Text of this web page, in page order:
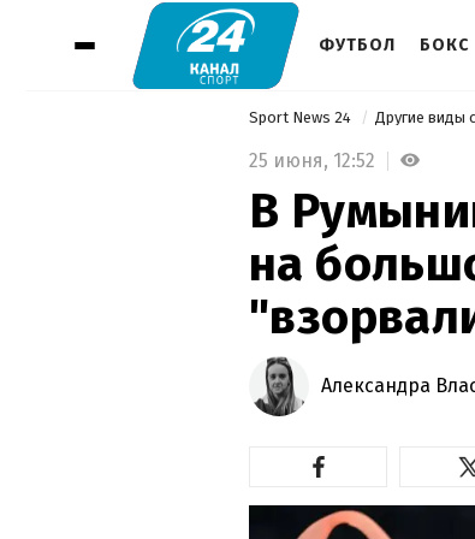
ФУТБОЛ БОКС
Sport News 24 Другие виды
25 июня, 12:52
В
на
Александра